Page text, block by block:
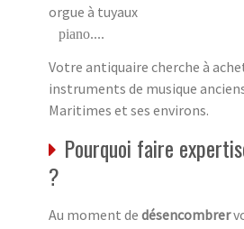
orgue à tuyaux
piano....
Votre antiquaire cherche à
instruments de musique
Maritimes et ses environs.
Pourquoi faire
?
Au moment de désencombrer